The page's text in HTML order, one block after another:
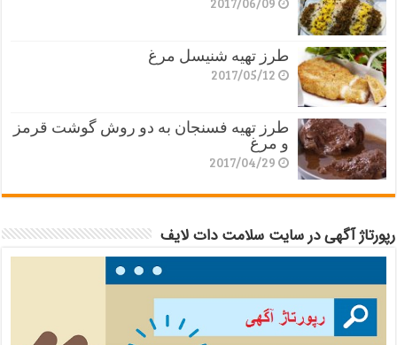
طرز تهیه شنیسل مرغ
2017/05/12
طرز تهیه فسنجان به دو روش گوشت قرمز
و مرغ
2017/04/29
رپورتاژ آگهی در سایت سلامت دات لایف